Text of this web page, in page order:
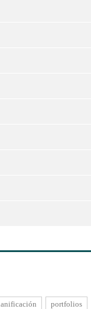
portfolios